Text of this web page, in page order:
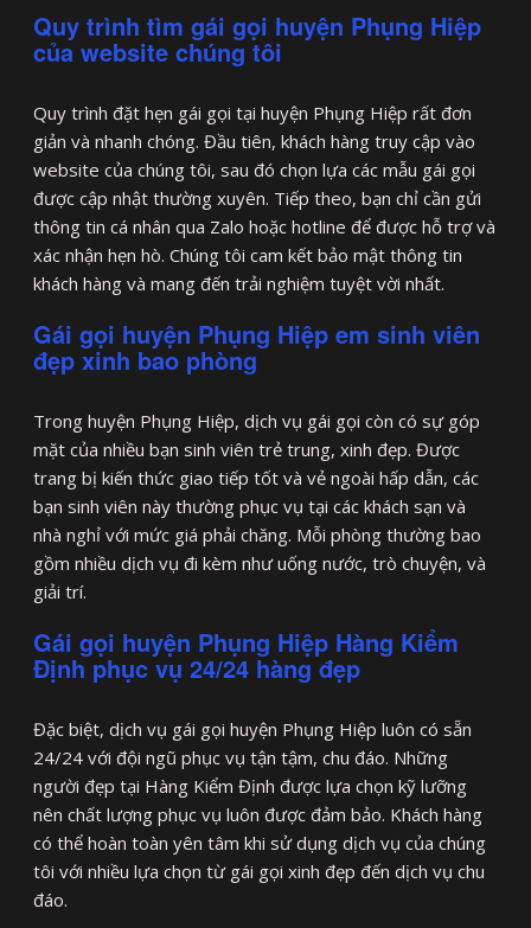
Quy trình tìm gái gọi huyện Phụng Hiệp
của website chúng tôi
Quy trình đặt hẹn gái gọi tại huyện Phụng Hiệp rất đơn
giản và nhanh chóng. Đầu tiên, khách hàng truy cập vào
website của chúng tôi, sau đó chọn lựa các mẫu gái gọi
được cập nhật thường xuyên. Tiếp theo, bạn chỉ cần gửi
thông tin cá nhân qua Zalo hoặc hotline để được hỗ trợ và
xác nhận hẹn hò. Chúng tôi cam kết bảo mật thông tin
khách hàng và mang đến trải nghiệm tuyệt vời nhất.
Gái gọi huyện Phụng Hiệp em sinh viên
đẹp xinh bao phòng
Trong huyện Phụng Hiệp, dịch vụ gái gọi còn có sự góp
mặt của nhiều bạn sinh viên trẻ trung, xinh đẹp. Được
trang bị kiến thức giao tiếp tốt và vẻ ngoài hấp dẫn, các
bạn sinh viên này thường phục vụ tại các khách sạn và
nhà nghỉ với mức giá phải chăng. Mỗi phòng thường bao
gồm nhiều dịch vụ đi kèm như uống nước, trò chuyện, và
giải trí.
Gái gọi huyện Phụng Hiệp Hàng Kiểm
Định phục vụ 24/24 hàng đẹp
Đặc biệt, dịch vụ gái gọi huyện Phụng Hiệp luôn có sẵn
24/24 với đội ngũ phục vụ tận tậm, chu đáo. Những
người đẹp tại Hàng Kiểm Định được lựa chọn kỹ lưỡng
nên chất lượng phục vụ luôn được đảm bảo. Khách hàng
có thể hoàn toàn yên tâm khi sử dụng dịch vụ của chúng
tôi với nhiều lựa chọn từ gái gọi xinh đẹp đến dịch vụ chu
đáo.